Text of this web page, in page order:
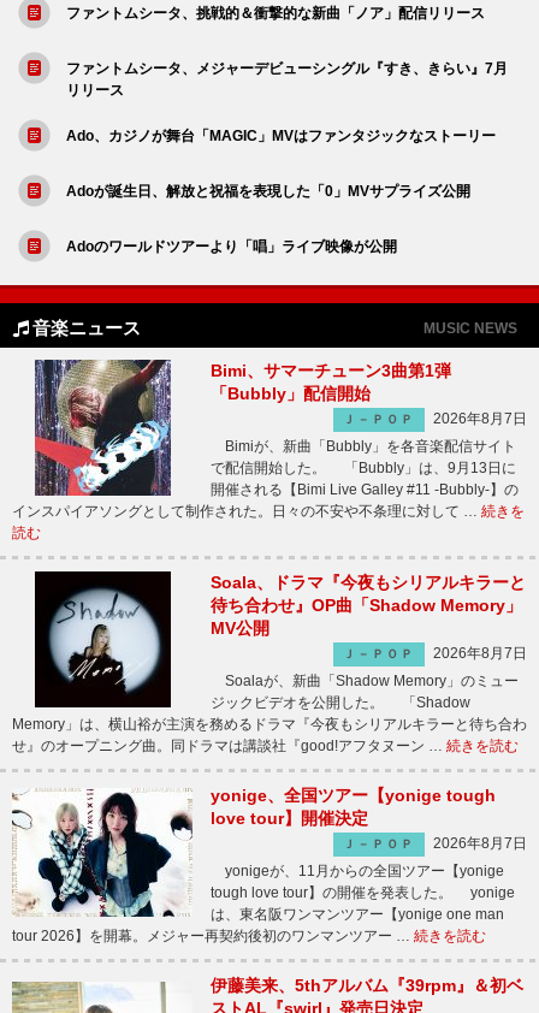
ファントムシータ、挑戦的＆衝撃的な新曲「ノア」配信リリース
ファントムシータ、メジャーデビューシングル『すき、きらい』7月
リリース
Ado、カジノが舞台「MAGIC」MVはファンタジックなストーリー
Adoが誕生日、解放と祝福を表現した「0」MVサプライズ公開
Adoのワールドツアーより「唱」ライブ映像が公開
音楽ニュース MUSIC NEWS
Bimi、サマーチューン3曲第1弾
「Bubbly」配信開始
Ｊ－ＰＯＰ
2026年8月7日
Bimiが、新曲「Bubbly」を各音楽配信サイト
で配信開始した。 「Bubbly」は、9月13日に
開催される【Bimi Live Galley #11 -Bubbly-】の
インスパイアソングとして制作された。日々の不安や不条理に対して … 続きを
読む
Soala、ドラマ『今夜もシリアルキラーと
待ち合わせ』OP曲「Shadow Memory」
MV公開
Ｊ－ＰＯＰ
2026年8月7日
Soalaが、新曲「Shadow Memory」のミュー
ジックビデオを公開した。 「Shadow
Memory」は、横山裕が主演を務めるドラマ『今夜もシリアルキラーと待ち合わ
せ』のオープニング曲。同ドラマは講談社『good!アフタヌーン … 続きを読む
yonige、全国ツアー【yonige tough
love tour】開催決定
Ｊ－ＰＯＰ
2026年8月7日
yonigeが、11月からの全国ツアー【yonige
tough love tour】の開催を発表した。 yonige
は、東名阪ワンマンツアー【yonige one man
tour 2026】を開幕。メジャー再契約後初のワンマンツアー … 続きを読む
伊藤美来、5thアルバム『39rpm』＆初ベ
ストAL『swirl』発売日決定